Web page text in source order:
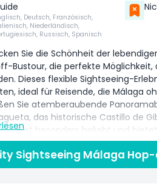
Deutsch, Französisch,
Niederländisch,
Russisch, Spanisch
Sie die Schönheit der
Bustour, die perfekte
Dieses flexible Sightseeing-
ideal für Reisende, die Málaga
Sie atemberaubende
das historische Castillo de
ist besonders beliebt und
über die reiche Geschichte
liebevoll „La Manquita“ (die
vorbeifahren.
Sightseeing Málaga